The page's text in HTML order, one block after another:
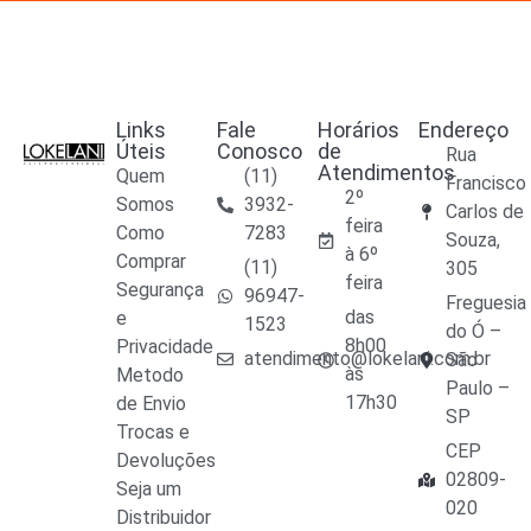
Links
Úteis
Quem
Somos
Como
Comprar
Segurança
e
Privacidade
Metodo
de Envio
Trocas e
Devoluções
Seja um
Distribuidor
Fale
Conosco
(11)
3932-
7283
(11)
96947-
1523
atendimento@lokelani.com.br
Horários
de
Atendimentos
2º
feira
à 6º
feira
das
8h00
às
17h30
Endereço
Rua
Francisco
Carlos de
Souza,
305
Freguesia
do Ó –
São
Paulo –
SP
CEP
02809-
020